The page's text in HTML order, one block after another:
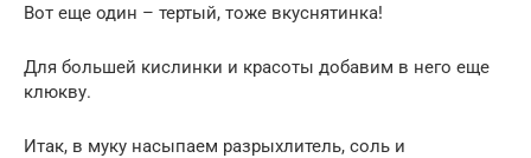
Вот еще один – тертый, тоже вкуснятинка!
Для большей кислинки и красоты добавим в него еще
клюкву.
Итак, в муку насыпаем разрыхлитель, соль и